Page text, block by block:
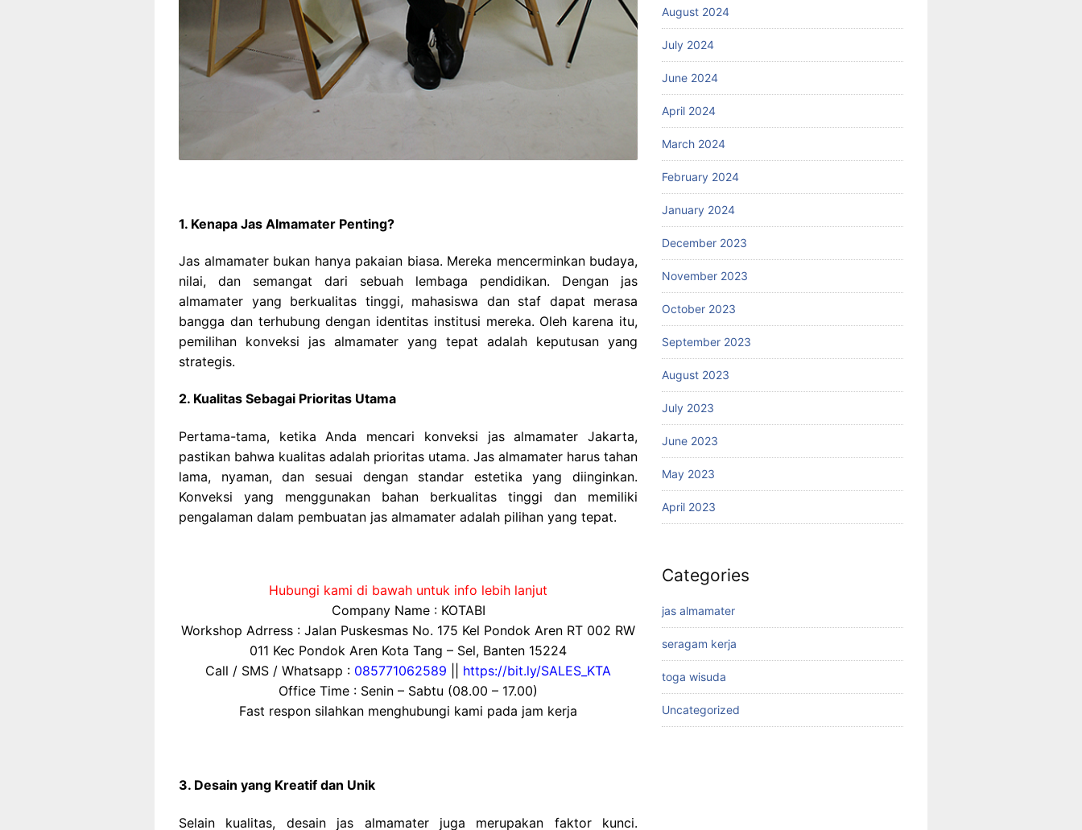
1. Kenapa Jas Almamater Penting?
Jas almamater bukan hanya pakaian biasa. Mereka mencerminkan budaya,
nilai, dan semangat dari sebuah lembaga pendidikan. Dengan jas
almamater yang berkualitas tinggi, mahasiswa dan staf dapat merasa
bangga dan terhubung dengan identitas institusi mereka. Oleh karena itu,
pemilihan konveksi jas almamater yang tepat adalah keputusan yang
strategis.
2. Kualitas Sebagai Prioritas Utama
Pertama-tama, ketika Anda mencari konveksi jas almamater Jakarta,
pastikan bahwa kualitas adalah prioritas utama. Jas almamater harus tahan
lama, nyaman, dan sesuai dengan standar estetika yang diinginkan.
Konveksi yang menggunakan bahan berkualitas tinggi dan memiliki
pengalaman dalam pembuatan jas almamater adalah pilihan yang tepat.
Hubungi kami di bawah untuk info lebih lanjut
Company Name : KOTABI
Workshop Adrress : Jalan Puskesmas No. 175 Kel Pondok Aren RT 002 RW
011 Kec Pondok Aren Kota Tang – Sel, Banten 15224
Call / SMS / Whatsapp : 085771062589
https://bit.ly/SALES_KTA
Office Time : Senin – Sabtu (08.00 – 17.00)
Fast respon silahkan menghubungi kami pada jam kerja
3. Desain yang Kreatif dan Unik
Selain kualitas, desain jas almamater juga merupakan faktor kunci.
August 2024
July 2024
June 2024
April 2024
March 2024
February 2024
January 2024
December 2023
November 2023
October 2023
September 2023
August 2023
July 2023
June 2023
May 2023
April 2023
Categories
jas almamater
seragam kerja
toga wisuda
Uncategorized